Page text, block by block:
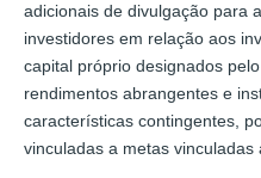
adicionais de divulgação para
investidores em relação aos
capital próprio designados
rendimentos abrangentes e
características contingentes,
vinculadas a metas vinculadas